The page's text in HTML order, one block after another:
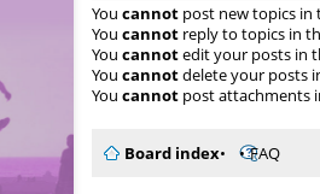
You cannot post new topics in
You cannot reply to topics in
You cannotedit your posts in
You cannotdelete your posts
You cannot post attachments
Board index FAQ